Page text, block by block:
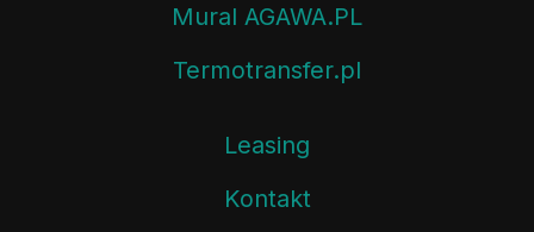
Mural AGAWA.PL
Termotransfer.pl
Leasing
Kontakt